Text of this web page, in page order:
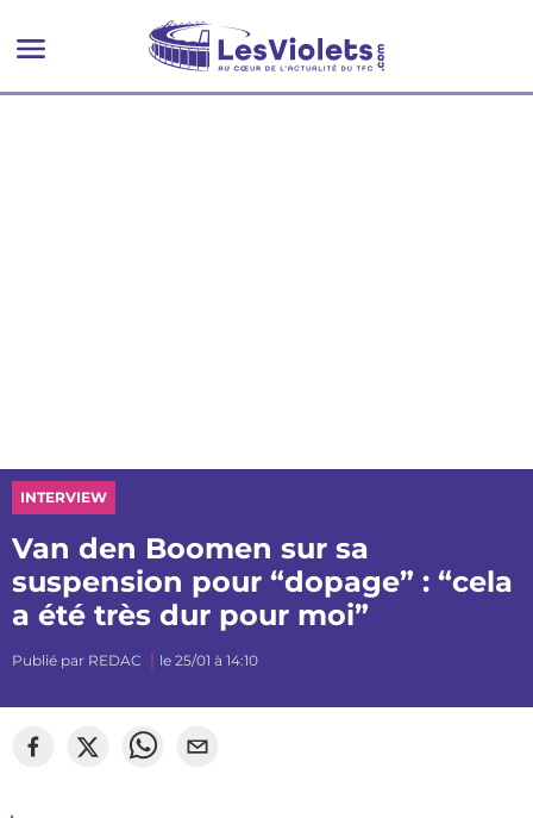
INTERVIEW
Van den Boomen sur sa
suspension pour “dopage” : “cela
a été très dur pour moi”
Publié par REDAC le 25/01 à 14:10